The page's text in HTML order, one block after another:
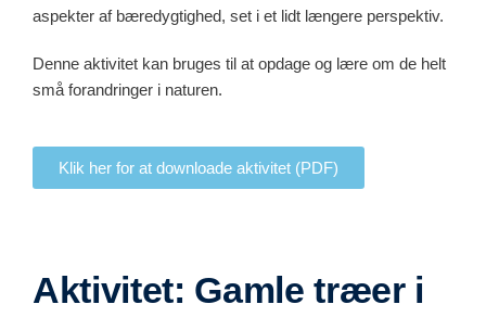
aspekter af bæredygtighed, set i et lidt længere perspektiv.
Denne aktivitet kan bruges til at opdage og lære om de helt
små forandringer i naturen.
Klik her for at downloade aktivitet (PDF)
Aktivitet: Gamle træer i